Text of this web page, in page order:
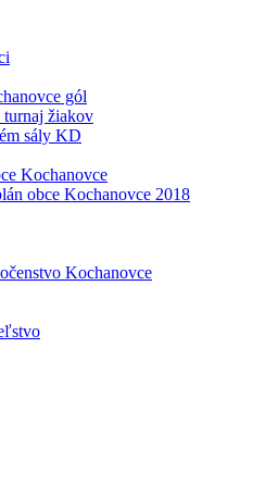
gól
žiakov
sály KD
Kochanovce
obce Kochanovce 2018
Kochanovce